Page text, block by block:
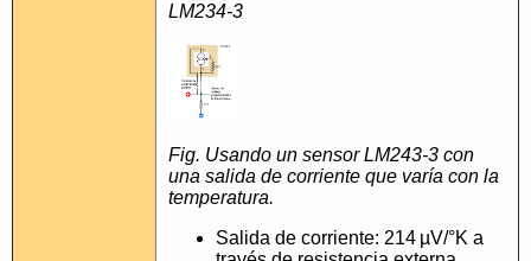
LM234-3
Fig. Usando un sensor LM243-3 con
una salida de corriente que varía con la
temperatura.
Salida de corriente: 214 µV/°K a